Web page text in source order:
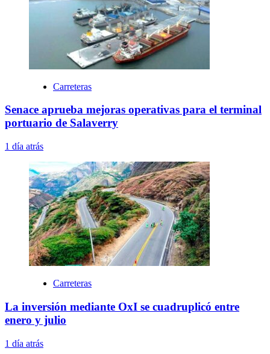
Carreteras
Senace aprueba mejoras operativas para el terminal
portuario de Salaverry
1 día atrás
Carreteras
La inversión mediante OxI se cuadruplicó entre
enero y julio
1 día atrás